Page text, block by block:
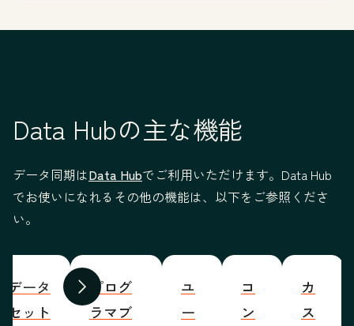
Data Hubの主な機能
データ同期はData Hubでご利用いただけます。Data Hub
でお使いになれるその他の機能は、以下をご参照くださ
い。
前へ 次へ
データ
セット
プログ
ラマブ
ユ
ー
コ
ン
カ
ス